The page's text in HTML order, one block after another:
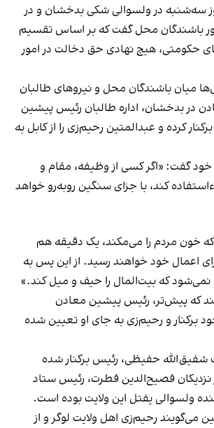
سه‌شنبه در ولسوالی شکی بدخشان و در
باشندگان محل گفت که بر اساس تقسیم
حکومتی، هیچ نهادی حق دخالت در امور
میان باشندگان محل و نیروهای طالبان
در بدخشان، اداره طالبان رئیس پیشین
کرده و عبدالمتین رحیم‌زی را از کابل به
گفت: «اگر کسی از وظیفه، مقام و
کند، با جزای سنگین روبه‌رو خواهد
خون مردم را می‌مکند، یک دقیقه هم
اعمال خود خواهند رسید. از این پس به
که بیت‌المال را حیف و میل کند.»
که پیش‌تر، رئیس پیشین معادن
برکنار و رحیم‌زی به جای او تعیین شده
حفیظی، رئیس برکنار شده
فصیح‌الدین فطرت، رئیس ستاد
ولسوالی یفتل این ولایت بوده است.
می‌گویند رحیم‌زی اهل ولایت لوگر و از